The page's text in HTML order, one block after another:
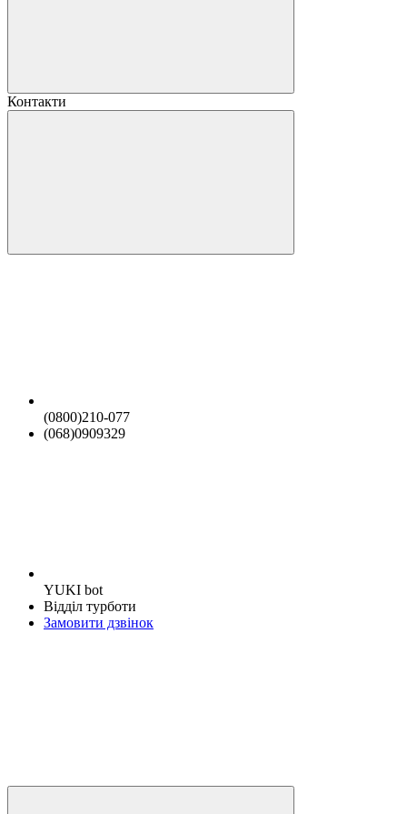
Контакти
(0800)210-077
(068)0909329
YUKI bot
Відділ турботи
Замовити дзвінок